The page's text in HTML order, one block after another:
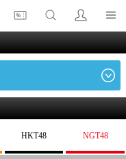
HKT48 NGT48